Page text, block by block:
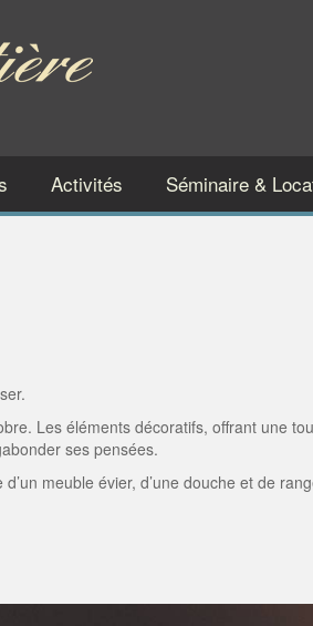
Activités Séminaire &
Les éléments décoratifs, offrant une
ses pensées.
meuble évier, d’une douche et de